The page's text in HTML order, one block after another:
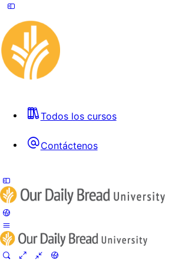
Todos los cursos
Contáctenos
Side
Panel